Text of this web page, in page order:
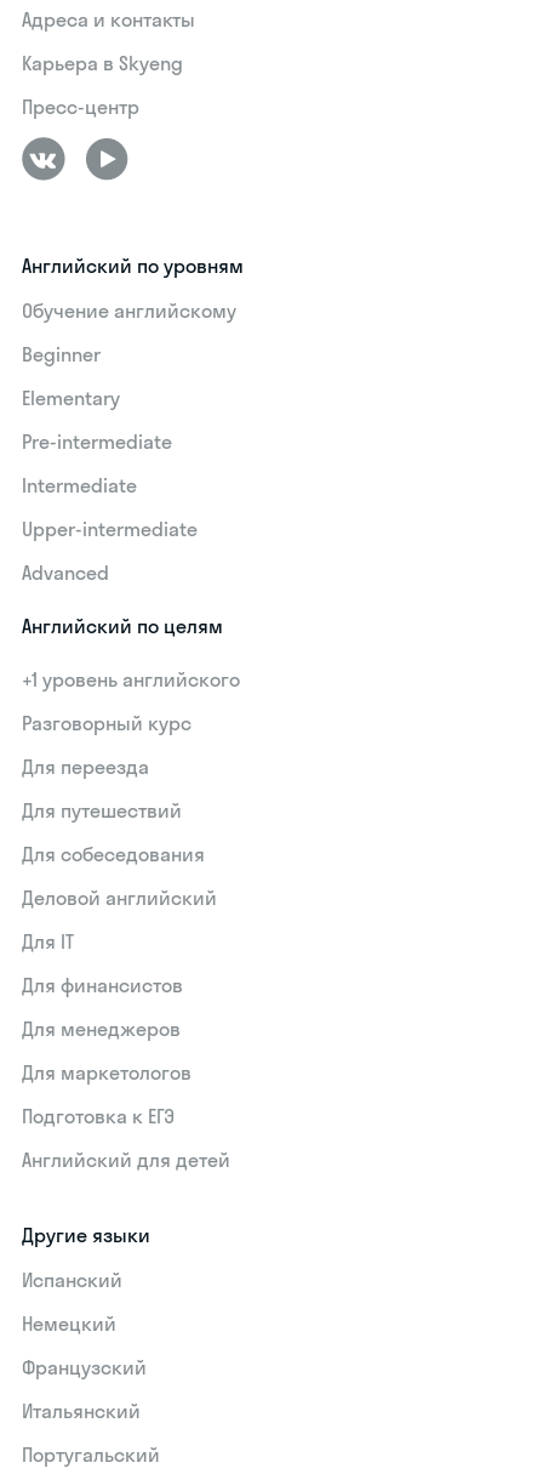
Адреса и контакты
Карьера в Skyeng
Пресс-центр
Английский по уровням
Обучение английскому
Beginner
Elementary
Pre-intermediate
Intermediate
Upper-intermediate
Advanced
Английский по целям
+1 уровень английского
Разговорный курс
Для переезда
Для путешествий
Для собеседования
Деловой английский
Для IT
Для финансистов
Для менеджеров
Для маркетологов
Подготовка к ЕГЭ
Английский для детей
Другие языки
Испанский
Немецкий
Французский
Итальянский
Португальский